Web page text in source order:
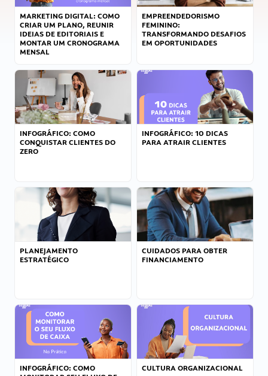
MARKETING DIGITAL: COMO
CRIAR UM PLANO, REUNIR
IDEIAS DE EDITORIAIS E
MONTAR UM CRONOGRAMA
MENSAL
EMPREENDEDORISMO
FEMININO:
TRANSFORMANDO DESAFIOS
EM OPORTUNIDADES
INFOGRÁFICO: COMO
CONQUISTAR CLIENTES DO
ZERO
INFOGRÁFICO: 10 DICAS
PARA ATRAIR CLIENTES
PLANEJAMENTO
ESTRATÉGICO
CUIDADOS PARA OBTER
FINANCIAMENTO
INFOGRÁFICO: COMO
CULTURA ORGANIZACIONAL